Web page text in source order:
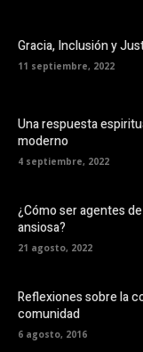
Gracia, Inclusión y
11 septiembre, 2022
Una respuesta
moderno
4 septiembre, 2022
¿Cómo ser agentes
ansiosa?
21 agosto, 2022
Reflexiones sobre la
comunidad
6 agosto, 2016